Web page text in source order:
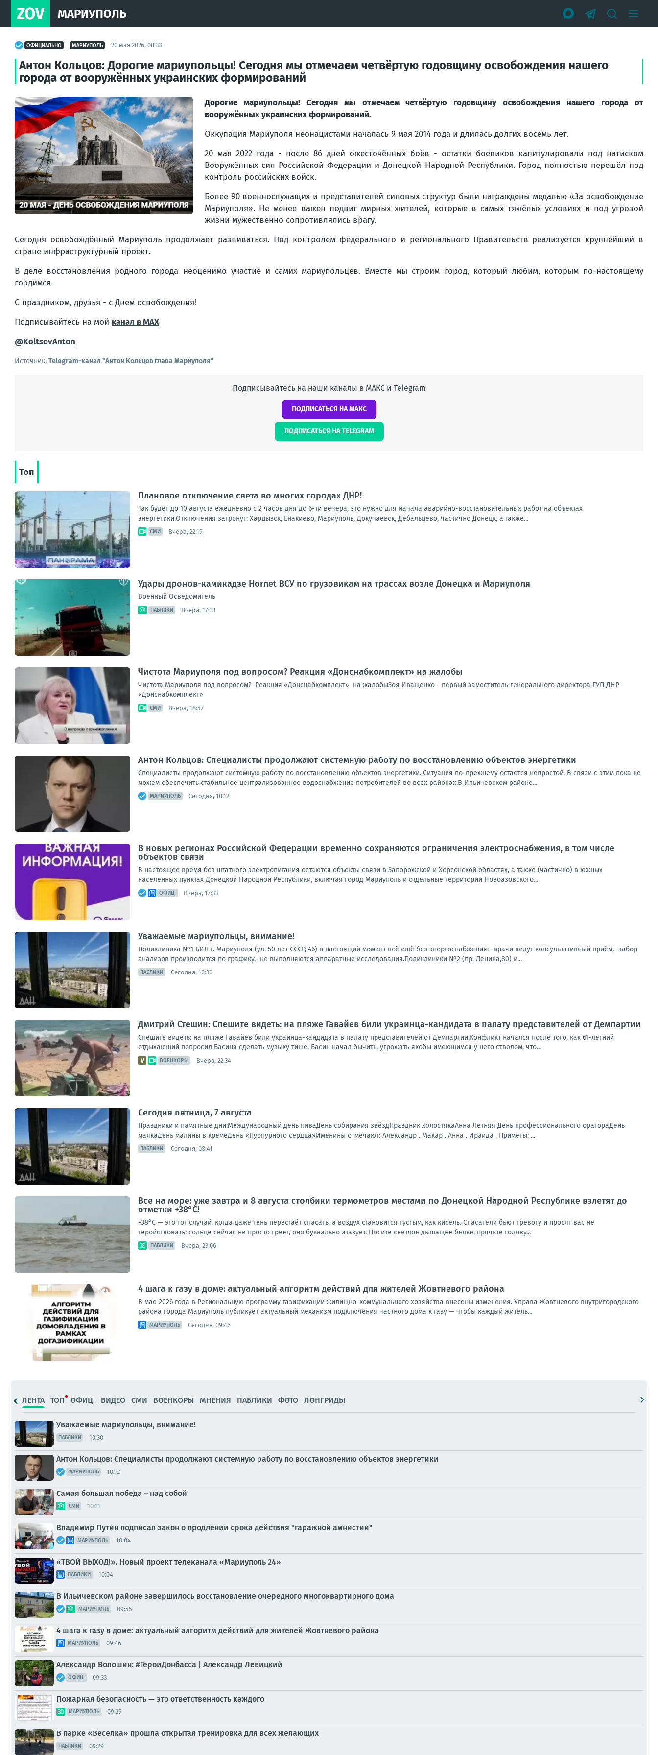
ZOV МАРИУПОЛЬ
ОФИЦИАЛЬНО МАРИУПОЛЬ 20 мая 2026, 08:33
Антон Кольцов: Дорогие мариупольцы! Сегодня мы отмечаем четвёртую годовщину освобождения нашего
города от вооружённых украинских формирований
Дорогие мариупольцы! Сегодня мы отмечаем четвёртую годовщину освобождения нашего города от
вооружённых украинских формирований.
Оккупация Мариуполя неонацистами началась 9 мая 2014 года и длилась долгих восемь лет.
20 мая 2022 года - после 86 дней ожесточённых боёв - остатки боевиков капитулировали под натиском
Вооружённых сил Российской Федерации и Донецкой Народной Республики. Город полностью перешёл под
контроль российских войск.
Более 90 военнослужащих и представителей силовых структур были награждены медалью «За освобождение
Мариуполя». Не менее важен подвиг мирных жителей, которые в самых тяжёлых условиях и под угрозой
жизни мужественно сопротивлялись врагу.
Сегодня освобождённый Мариуполь продолжает развиваться. Под контролем федерального и регионального Правительств реализуется крупнейший в
стране инфраструктурный проект.
В деле восстановления родного города неоценимо участие и самих мариупольцев. Вместе мы строим город, который любим, которым по-настоящему
гордимся.
С праздником, друзья - с Днем освобождения!
Подписывайтесь на мой канал в MAX
@KoltsovAnton
Источник: Telegram-канал "Антон Кольцов глава Мариуполя"
Подписывайтесь на наши каналы в МАКС и Telegram
ПОДПИСАТЬСЯ НА МАКС
ПОДПИСАТЬСЯ НА TELEGRAM
Топ
Плановое отключение света во многих городах ДНР!
Так будет до 10 августа ежедневно с 2 часов дня до 6-ти вечера, это нужно для начала аварийно-восстановительных работ на объектах
энергетики.Отключения затронут: Харцызск, Енакиево, Мариуполь, Докучаевск, Дебальцево, частично Донецк, а также...
СМИ Вчера, 22:19
Удары дронов-камикадзе Hornet ВСУ по грузовикам на трассах возле Донецка и Мариуполя
Военный Осведомитель
ПАБЛИКИ Вчера, 17:33
Чистота Мариуполя под вопросом? Реакция «Донснабкомплект» на жалобы
Чистота Мариуполя под вопросом? Реакция «Донснабкомплект» на жалобыЗоя Иващенко - первый заместитель генерального директора ГУП ДНР
«Донснабкомплект»
СМИ Вчера, 18:57
Антон Кольцов: Специалисты продолжают системную работу по восстановлению объектов энергетики
Специалисты продолжают системную работу по восстановлению объектов энергетики. Ситуация по-прежнему остается непростой. В связи с этим пока не
можем обеспечить стабильное централизованное водоснабжение потребителей во всех районах.В Ильичевском районе...
МАРИУПОЛЬ Сегодня, 10:12
В новых регионах Российской Федерации временно сохраняются ограничения электроснабжения, в том числе
объектов связи
В настоящее время без штатного электропитания остаются объекты связи в Запорожской и Херсонской областях, а также (частично) в южных
населенных пунктах Донецкой Народной Республики, включая город Мариуполь и отдельные территории Новоазовского...
ОФИЦ. Вчера, 17:33
Уважаемые мариупольцы, внимание!
Поликлиника №1 БИЛ г. Мариуполя (ул. 50 лет СССР, 46) в настоящий момент всё ещё без энергоснабжения:- врачи ведут консультативный приём,- забор
анализов производится по графику,- не выполняются аппаратные исследования.Поликлиники №2 (пр. Ленина,80) и...
ПАБЛИКИ Сегодня, 10:30
Дмитрий Стешин: Спешите видеть: на пляже Гавайев били украинца-кандидата в палату представителей от Демпартии
Спешите видеть: на пляже Гавайев били украинца-кандидата в палату представителей от Демпартии.Конфликт начался после того, как 61-летний
отдыхающий попросил Басина сделать музыку тише. Басин начал бычить, угрожать якобы имеющимся у него стволом, что...
ВОЕНКОРЫ Вчера, 22:34
Сегодня пятница, 7 августа
Праздники и памятные дни:Международный день пиваДень собирания звёздПраздник холостякаАнна Летняя День профессионального оратораДень
маякаДень малины в кремеДень «Пурпурного сердца»Именины отмечают: Александр , Макар , Анна , Ираида . Приметы: ...
ПАБЛИКИ Сегодня, 08:41
Все на море: уже завтра и 8 августа столбики термометров местами по Донецкой Народной Республике взлетят до
отметки +38°C!
+38°C — это тот случай, когда даже тень перестаёт спасать, а воздух становится густым, как кисель. Спасатели бьют тревогу и просят вас не
геройствовать: солнце сейчас не просто греет, оно буквально атакует. Носите светлое дышащее белье, прячьте голову...
ПАБЛИКИ Вчера, 23:06
4 шага к газу в доме: актуальный алгоритм действий для жителей Жовтневого района
В мае 2026 года в Региональную программу газификации жилищно-коммунального хозяйства внесены изменения. Управа Жовтневого внутригородского
района города Мариуполь публикует актуальный механизм подключения частного дома к газу — чтобы каждый житель...
МАРИУПОЛЬ Сегодня, 09:46
ЛЕНТА ТОП ОФИЦ. ВИДЕО СМИ ВОЕНКОРЫ МНЕНИЯ ПАБЛИКИ ФОТО ЛОНГРИДЫ
Уважаемые мариупольцы, внимание!
ПАБЛИКИ 10:30
Антон Кольцов: Специалисты продолжают системную работу по восстановлению объектов энергетики
МАРИУПОЛЬ 10:12
Самая большая победа – над собой
СМИ 10:11
Владимир Путин подписал закон о продлении срока действия "гаражной амнистии"
МАРИУПОЛЬ 10:04
«ТВОЙ ВЫХОД!». Новый проект телеканала «Мариуполь 24»
ПАБЛИКИ 10:04
В Ильичевском районе завершилось восстановление очередного многоквартирного дома
МАРИУПОЛЬ 09:55
4 шага к газу в доме: актуальный алгоритм действий для жителей Жовтневого района
МАРИУПОЛЬ 09:46
Александр Волошин: #ГероиДонбасса | Александр Левицкий
ОФИЦ. 09:33
Пожарная безопасность — это ответственность каждого
МАРИУПОЛЬ 09:29
В парке «Веселка» прошла открытая тренировка для всех желающих
ПАБЛИКИ 09:29